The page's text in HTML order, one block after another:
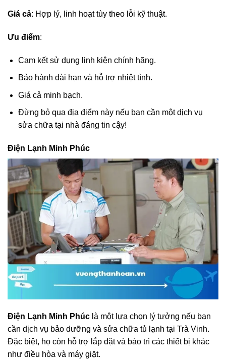
Giá cả: Hợp lý, linh hoạt tùy theo lỗi kỹ thuật.
Ưu điểm:
Cam kết sử dụng linh kiện chính hãng.
Bảo hành dài hạn và hỗ trợ nhiệt tình.
Giá cả minh bạch.
Đừng bỏ qua địa điểm này nếu bạn cần một dịch vụ
sửa chữa tại nhà đáng tin cậy!
Điện Lạnh Minh Phúc
Điện Lạnh Minh Phúc là một lựa chọn lý tưởng nếu bạn
cần dịch vụ bảo dưỡng và sửa chữa tủ lạnh tại Trà Vinh.
Đặc biệt, họ còn hỗ trợ lắp đặt và bảo trì các thiết bị khác
như điều hòa và máy giặt.